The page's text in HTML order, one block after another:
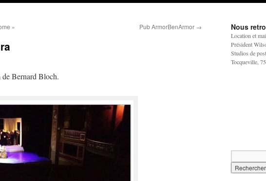
» Pub ArmorBenArmor →
Bernard Bloch.
Nous
Location et
Président
Studios de
Tocqueville,